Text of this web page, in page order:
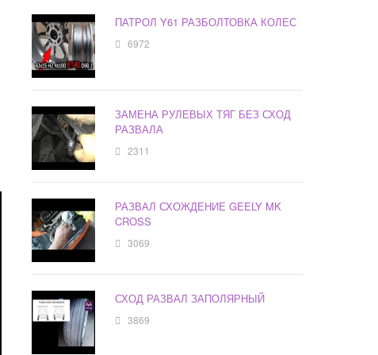
ПАТРОЛ Y61 РАЗБОЛТОВКА КОЛЕС
6972
ЗАМЕНА РУЛЕВЫХ ТЯГ БЕЗ СХОД
РАЗВАЛА
2311
РАЗВАЛ СХОЖДЕНИЕ GEELY MK
CROSS
3069
СХОД РАЗВАЛ ЗАПОЛЯРНЫЙ
3869